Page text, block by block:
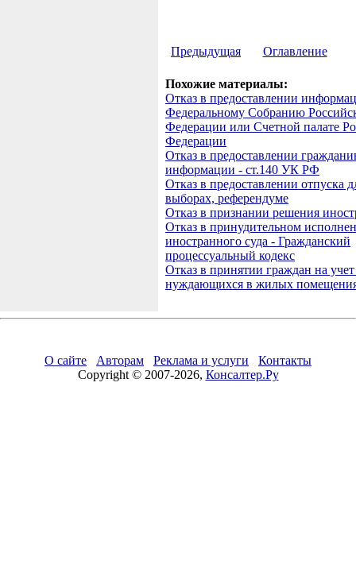
Предыдущая Оглавление
Похожие материалы:
Отказ в предоставлении
Федеральному Собранию
Федерации или Счетной палате
Федерации
Отказ в предоставлении
информации - ст.140 УК РФ
Отказ в предоставлении отпуска
выборах, референдуме
Отказ в признании решения
Отказ в принудительном
иностранного суда - Гражданский
процессуальный кодекс
Отказ в принятии граждан на учет
нуждающихся в жилых
О сайте Авторам Реклама и услуги
Контакты
Copyright © 2007-2026, Консалтер.Ру